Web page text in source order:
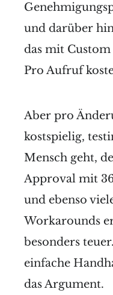
und darüber
das mit
Pro Aufruf
Aber pro
kostspielig,
Mensch geht,
Approval mit
und ebenso
Workarounds
besonders
einfache
das Argument.